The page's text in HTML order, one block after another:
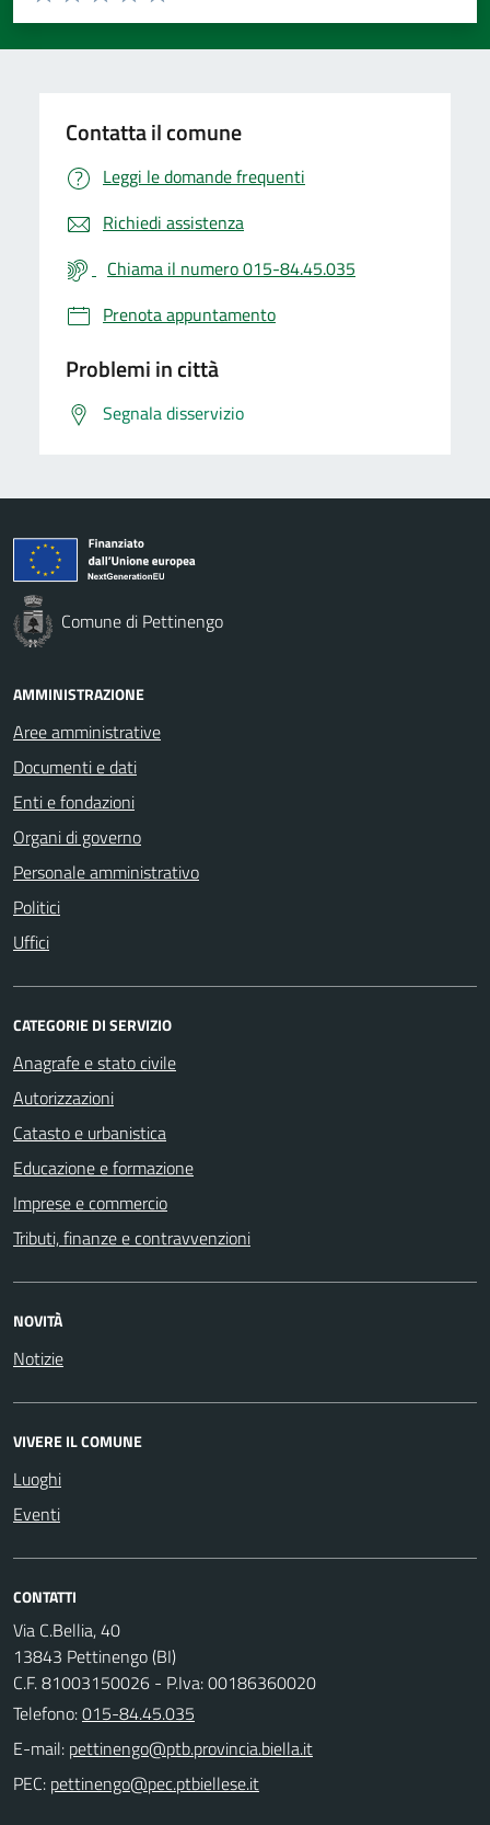
Valuta 5 stelle su 5
Valuta 4 stelle su 5
Valuta 3 stelle su 5
Valuta 2 stelle su 5
Valuta 1 stelle su 5
Contatta il comune
Leggi le domande frequenti
Richiedi assistenza
Chiama il numero 015-84.45.035
Prenota appuntamento
Problemi in città
Segnala disservizio
Comune di Pettinengo
AMMINISTRAZIONE
Aree amministrative
Documenti e dati
Enti e fondazioni
Organi di governo
Personale amministrativo
Politici
Uffici
CATEGORIE DI SERVIZIO
Anagrafe e stato civile
Autorizzazioni
Catasto e urbanistica
Educazione e formazione
Imprese e commercio
Tributi, finanze e contravvenzioni
NOVITÀ
Notizie
VIVERE IL COMUNE
Luoghi
Eventi
CONTATTI
Via C.Bellia, 40
13843 Pettinengo (BI)
C.F. 81003150026 - P.Iva: 00186360020
Telefono:015-84.45.035
E-mail:
PEC: